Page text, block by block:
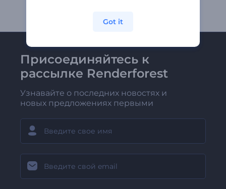
Присоединяйтесь к
рассылке Renderforest
Узнавайте о последних новостях и
новых предложениях первыми
Got it